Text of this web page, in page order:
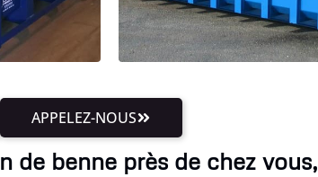
APPELEZ-NOUS
de benne près de chez vous,